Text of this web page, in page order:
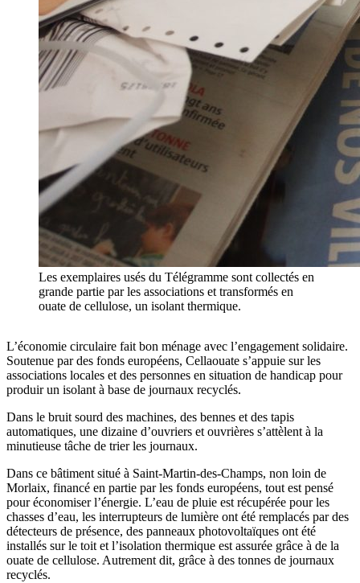
Les exemplaires usés du Télégramme sont collectés en
grande partie par les associations et transformés en
ouate de cellulose, un isolant thermique.
L’économie circulaire fait bon ménage avec l’engagement solidaire.
Soutenue par des fonds européens, Cellaouate s’appuie sur les
associations locales et des personnes en situation de handicap pour
produir un isolant à base de journaux recyclés.
Dans le bruit sourd des machines, des bennes et des tapis
automatiques, une dizaine d’ouvriers et ouvrières s’attèlent à la
minutieuse tâche de trier les journaux.
Dans ce bâtiment situé à Saint-Martin-des-Champs, non loin de
Morlaix, financé en partie par les fonds européens, tout est pensé
pour économiser l’énergie. L’eau de pluie est récupérée pour les
chasses d’eau, les interrupteurs de lumière ont été remplacés par des
détecteurs de présence, des panneaux photovoltaïques ont été
installés sur le toit et l’isolation thermique est assurée grâce à de la
ouate de cellulose. Autrement dit, grâce à des tonnes de journaux
recyclés.